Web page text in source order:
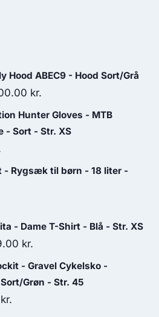
Hood ABEC9 - Hood Sort/Grå
kr..
kr.
price
is:
Hunter Gloves - MTB
- Sort - Str. XS
price
- Rygsæk til børn - 18 liter -
- Dame T-Shirt - Blå - Str. XS
kr..
kr.
price
is:
- Gravel Cykelsko -
Grøn - Str. 45
kr.